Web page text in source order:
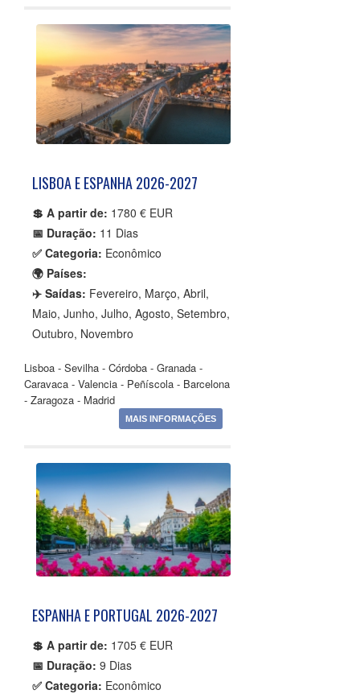
LISBOA E ESPANHA 2026-2027
💲 A partir de: 1780 € EUR
📅 Duração: 11 Dias
✅ Categoria: Econômico
🌍 Países:
✈️ Saídas: Fevereiro, Março, Abril,
Maio, Junho, Julho, Agosto, Setembro,
Outubro, Novembro
Lisboa - Sevilha - Córdoba - Granada -
Caravaca - Valencia - Peñíscola - Barcelona
- Zaragoza - Madrid
MAIS INFORMAÇÕES
ESPANHA E PORTUGAL 2026-2027
💲 A partir de: 1705 € EUR
📅 Duração: 9 Dias
✅ Categoria: Econômico